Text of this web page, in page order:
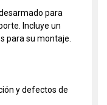
para
Incluye un
para su montaje.
y defectos de